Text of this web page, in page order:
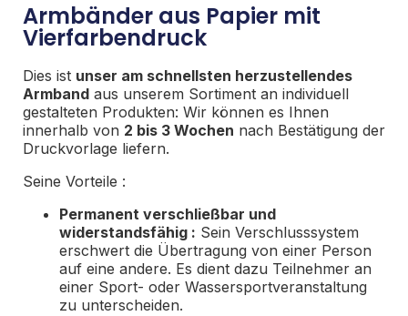
Armbänder aus Papier mit
Vierfarbendruck
Dies ist unser am schnellsten herzustellendes
Armband aus unserem Sortiment an individuell
gestalteten Produkten: Wir können es Ihnen
innerhalb von 2 bis 3 Wochen nach Bestätigung der
Druckvorlage liefern.
Seine Vorteile :
Permanent verschließbar und
widerstandsfähig : Sein Verschlusssystem
erschwert die Übertragung von einer Person
auf eine andere. Es dient dazu Teilnehmer an
einer Sport- oder Wassersportveranstaltung
zu unterscheiden.